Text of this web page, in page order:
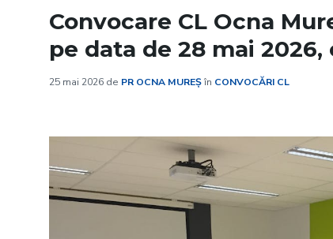
Convocare CL Ocna
pe data de 28 mai 2026,
25 mai 2026 de PR OCNA MUREȘîn CONVOCĂRI CL